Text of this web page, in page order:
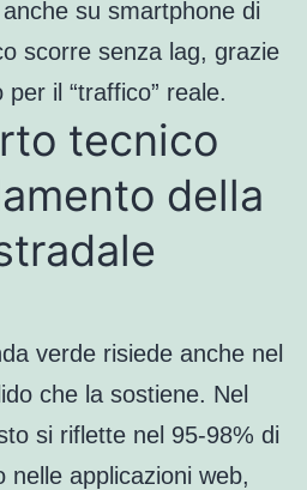
su smartphone di
scorre senza lag, grazie
il “traffico” reale.
tecnico
della
verde risiede anche nel
che la sostiene. Nel
si riflette nel 95-98% di
nelle applicazioni web,